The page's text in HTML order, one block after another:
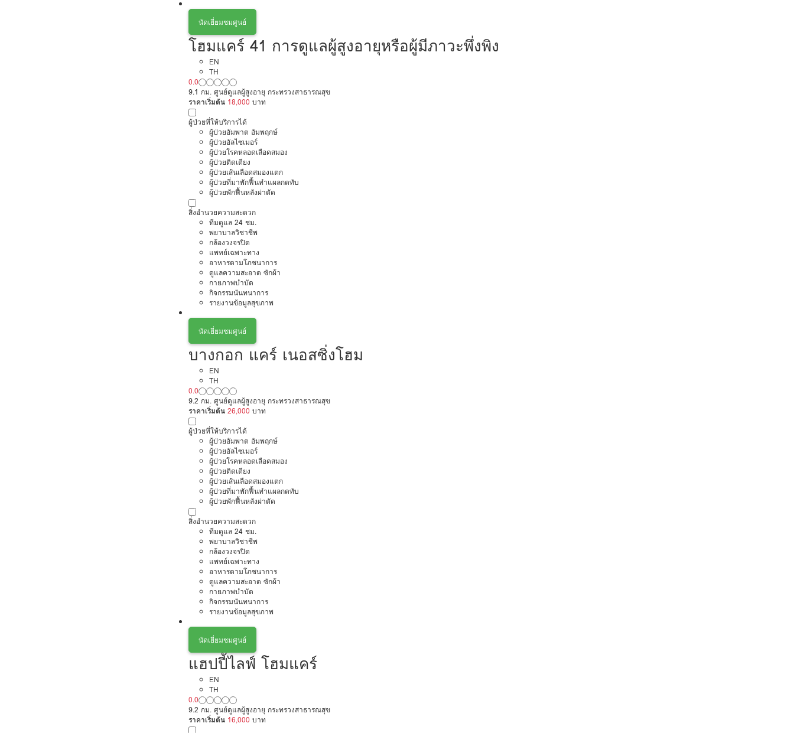
นัดเยี่ยมชมศูนย์
โฮมแคร์ 41 การดูแลผู้สูงอายุหรือผู้มีภาวะพึ่งพิง
EN
TH
0.0
9.1 กม. ศูนย์ดูแลผู้สูงอายุ กระทรวงสาธารณสุข
ราคาเริ่มต้น 18,000 บาท
ผู้ป่วยที่ให้บริการได้
ผู้ป่วยอัมพาต อัมพฤกษ์
ผู้ป่วยอัลไซเมอร์
ผู้ป่วยโรคหลอดเลือดสมอง
ผู้ป่วยติดเตียง
ผู้ป่วยเส้นเลือดสมองแตก
ผู้ป่วยที่มาพักฟื้นทำแผลกดทับ
ผู้ป่วยพักฟื้นหลังผ่าตัด
สิ่งอำนวยความสะดวก
ทีมดูแล 24 ชม.
พยาบาลวิชาชีพ
กล้องวงจรปิด
แพทย์เฉพาะทาง
อาหารตามโภชนาการ
ดูแลความสะอาด ซักผ้า
กายภาพบำบัด
กิจกรรมนันทนาการ
รายงานข้อมูลสุขภาพ
นัดเยี่ยมชมศูนย์
บางกอก แคร์ เนอสซิ่งโฮม
EN
TH
0.0
9.2 กม. ศูนย์ดูแลผู้สูงอายุ กระทรวงสาธารณสุข
ราคาเริ่มต้น 26,000 บาท
ผู้ป่วยที่ให้บริการได้
ผู้ป่วยอัมพาต อัมพฤกษ์
ผู้ป่วยอัลไซเมอร์
ผู้ป่วยโรคหลอดเลือดสมอง
ผู้ป่วยติดเตียง
ผู้ป่วยเส้นเลือดสมองแตก
ผู้ป่วยที่มาพักฟื้นทำแผลกดทับ
ผู้ป่วยพักฟื้นหลังผ่าตัด
สิ่งอำนวยความสะดวก
ทีมดูแล 24 ชม.
พยาบาลวิชาชีพ
กล้องวงจรปิด
แพทย์เฉพาะทาง
อาหารตามโภชนาการ
ดูแลความสะอาด ซักผ้า
กายภาพบำบัด
กิจกรรมนันทนาการ
รายงานข้อมูลสุขภาพ
นัดเยี่ยมชมศูนย์
แฮปปี้ไลฟ์ โฮมแคร์
EN
TH
0.0
9.2 กม. ศูนย์ดูแลผู้สูงอายุ กระทรวงสาธารณสุข
ราคาเริ่มต้น 16,000 บาท